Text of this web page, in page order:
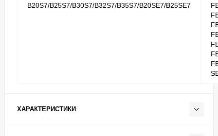
B20S7/B25S7/B30S7/B32S7/B35S7/B20SE7/B25SE7
ХАРАКТЕРИСТИКИ